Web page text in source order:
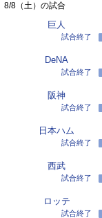
8/8（土） の試合
巨人
試合終了
DeNA
試合終了
阪神
試合終了
日本ハム
試合終了
西武
試合終了
ロッテ
試合終了